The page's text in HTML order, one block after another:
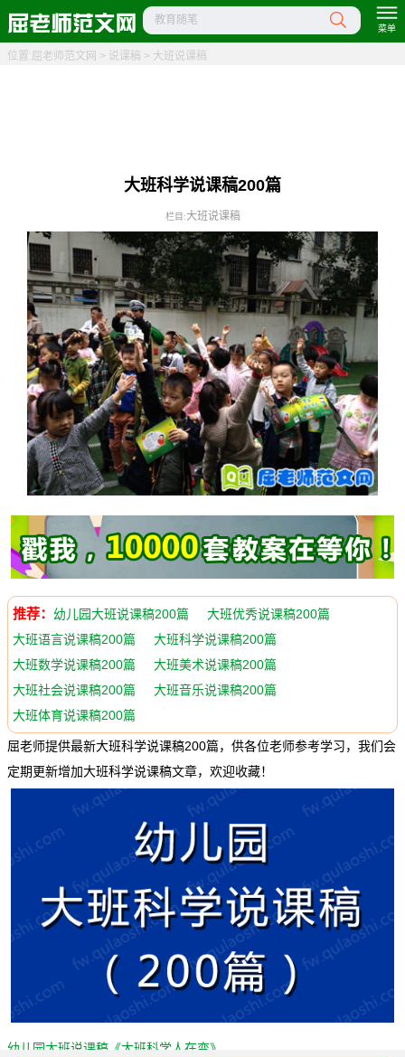
教育随笔
菜单
位置: 屈老师范文网 > 说课稿 > 大班说课稿
大班科学说课稿200篇
栏目:大班说课稿
推荐： 幼儿园大班说课稿200篇
大班优秀说课稿200篇
大班语言说课稿200篇
大班科学说课稿200篇
大班数学说课稿200篇
大班美术说课稿200篇
大班社会说课稿200篇
大班音乐说课稿200篇
大班体育说课稿200篇
屈老师提供最新大班科学说课稿200篇，供各位老师参考学习，我们会
定期更新增加大班科学说课稿文章，欢迎收藏！
幼儿园大班说课稿《大班科学人在变》